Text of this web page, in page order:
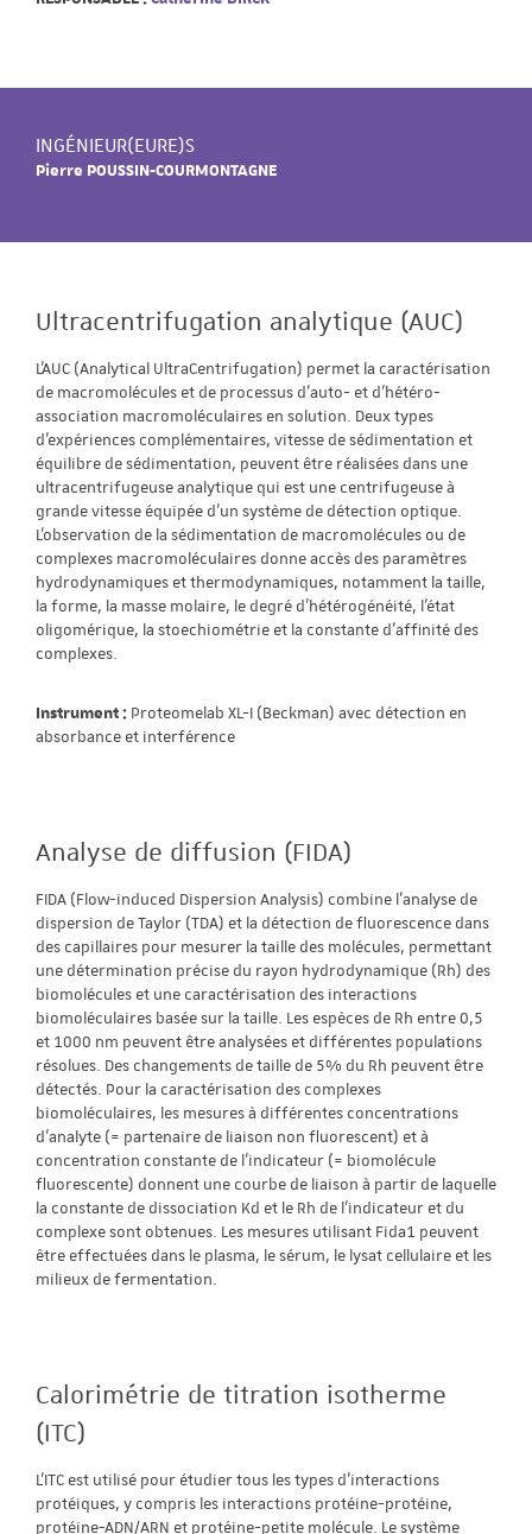
INGÉNIEUR(EURE)S
Pierre POUSSIN-COURMONTAGNE
Ultracentrifugation analytique (AUC)
L'AUC (Analytical UltraCentrifugation) permet la caractérisation
de macromolécules et de processus d'auto- et d'hétéro-
association macromoléculaires en solution. Deux types
d'expériences complémentaires, vitesse de sédimentation et
équilibre de sédimentation, peuvent être réalisées dans une
ultracentrifugeuse analytique qui est une centrifugeuse à
grande vitesse équipée d'un système de détection optique.
L'observation de la sédimentation de macromolécules ou de
complexes macromoléculaires donne accès des paramètres
hydrodynamiques et thermodynamiques, notamment la taille,
la forme, la masse molaire, le degré d'hétérogénéité, l’état
oligomérique, la stoechiométrie et la constante d’affinité des
complexes.
Instrument : Proteomelab XL-I (Beckman) avec détection en
absorbance et interférence
Analyse de diffusion (FIDA)
FIDA (Flow-induced Dispersion Analysis) combine l'analyse de
dispersion de Taylor (TDA) et la détection de fluorescence dans
des capillaires pour mesurer la taille des molécules, permettant
une détermination précise du rayon hydrodynamique (Rh) des
biomolécules et une caractérisation des interactions
biomoléculaires basée sur la taille. Les espèces de Rh entre 0,5
et 1000 nm peuvent être analysées et différentes populations
résolues. Des changements de taille de 5% du Rh peuvent être
détectés. Pour la caractérisation des complexes
biomoléculaires, les mesures à différentes concentrations
d'analyte (= partenaire de liaison non fluorescent) et à
concentration constante de l'indicateur (= biomolécule
fluorescente) donnent une courbe de liaison à partir de laquelle
la constante de dissociation Kd et le Rh de l'indicateur et du
complexe sont obtenues. Les mesures utilisant Fida1 peuvent
être effectuées dans le plasma, le sérum, le lysat cellulaire et les
milieux de fermentation.
Calorimétrie de titration isotherme
(ITC)
L'ITC est utilisé pour étudier tous les types d'interactions
protéiques, y compris les interactions protéine-protéine,
protéine-ADN/ARN et protéine-petite molécule. Le système